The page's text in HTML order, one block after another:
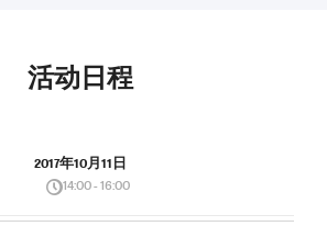
活动日程
2017年10月11日
14:00 - 16:00